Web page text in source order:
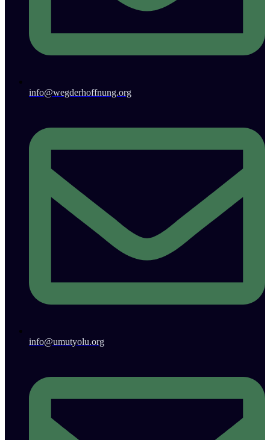
info@wegderhoffnung.org
info@umutyolu.org